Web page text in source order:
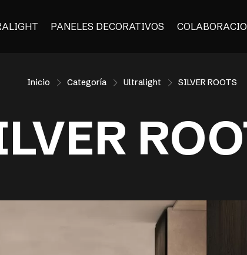
PANELES DECORATIVOS
Inicio Categoría Ultralight SILVER ROOTS